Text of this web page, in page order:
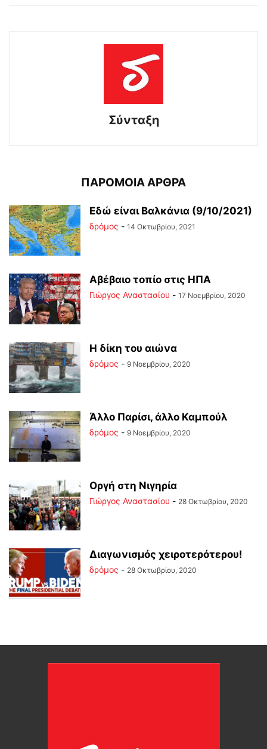
Σύνταξη
ΠΑΡΟΜΟΙΑ ΑΡΘΡΑ
Εδώ είναι Βαλκάνια (9/10/2021)
δρόμος - 14 Οκτωβρίου, 2021
Αβέβαιο τοπίο στις ΗΠΑ
Γιώργος Αναστασίου - 17 Νοεμβρίου, 2020
Η δίκη του αιώνα
δρόμος - 9 Νοεμβρίου, 2020
Άλλο Παρίσι, άλλο Καμπούλ
δρόμος - 9 Νοεμβρίου, 2020
Οργή στη Νιγηρία
Γιώργος Αναστασίου - 28 Οκτωβρίου, 2020
Διαγωνισμός χειροτερότερου!
δρόμος - 28 Οκτωβρίου, 2020